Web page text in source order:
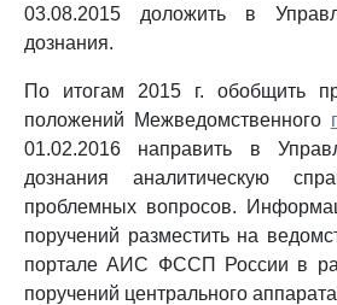
03.08.2015 доложить в
дознания.
По итогам 2015 г. обобщить
положений Межведомственного
01.02.2016 направить в
дознания аналитическую
проблемных вопросов.
поручений разместить на
портале АИС ФССП России в
поручений центрального